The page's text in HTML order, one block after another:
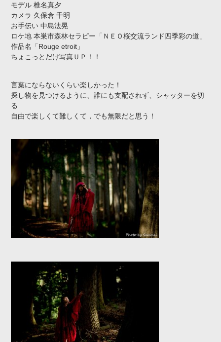
モデル 椎名真夕
カメラ 久保倉 千明
お手伝い 中島法晃
ロケ地 本巣市森林セラピー「ＮＥＯ桜交流ランド四季彩の道」
作品名「Rouge etroit」
ちょこっとだけ写真ＵＰ！！
言葉にならないくらい楽しかった！
探し物を見つけるように、誰にも支配されず、シャッターを切
る
自由で楽しくて難しくて，でも無限だと思う！